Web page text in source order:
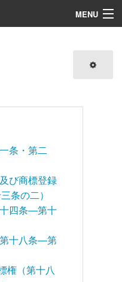
MENU
条・第二
び商標登録
条の二）
四条―第十
十八条―第
（第十八